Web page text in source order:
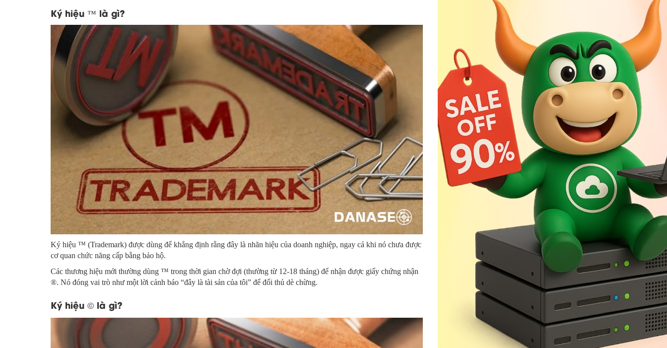
Ký hiệu ™ là gì?
Ký hiệu ™ (Trademark) được dùng để khẳng định rằng đây là nhãn hiệu của doanh nghiệp, ngay cả khi nó chưa được
cơ quan chức năng cấp bằng bảo hộ.
Các thương hiệu mới thường dùng ™ trong thời gian chờ đợi (thường từ 12-18 tháng) để nhận được giấy chứng nhận
®. Nó đóng vai trò như một lời cảnh báo “đây là tài sản của tôi” để đối thủ dè chừng.
Ký hiệu © là gì?